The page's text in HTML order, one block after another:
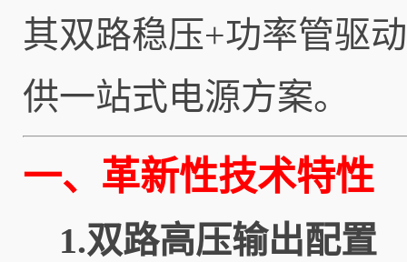
其双路稳压+功率管驱
供一站式电源方案。
一、革新性技术特性
1.双路高压输出配置